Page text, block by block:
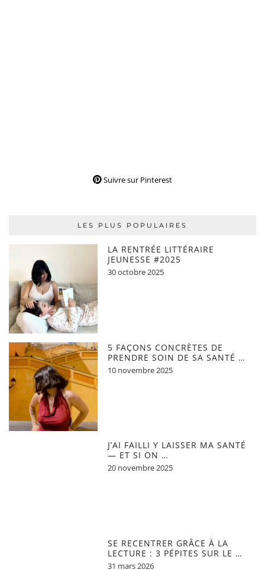
Suivre sur Pinterest
LES PLUS POPULAIRES
LA RENTRÉE LITTÉRAIRE
JEUNESSE #2025
30 octobre 2025
5 FAÇONS CONCRÈTES DE
PRENDRE SOIN DE SA SANTÉ …
10 novembre 2025
J’AI FAILLI Y LAISSER MA SANTÉ
— ET SI ON …
20 novembre 2025
SE RECENTRER GRÂCE À LA
LECTURE : 3 PÉPITES SUR LE …
31 mars 2026